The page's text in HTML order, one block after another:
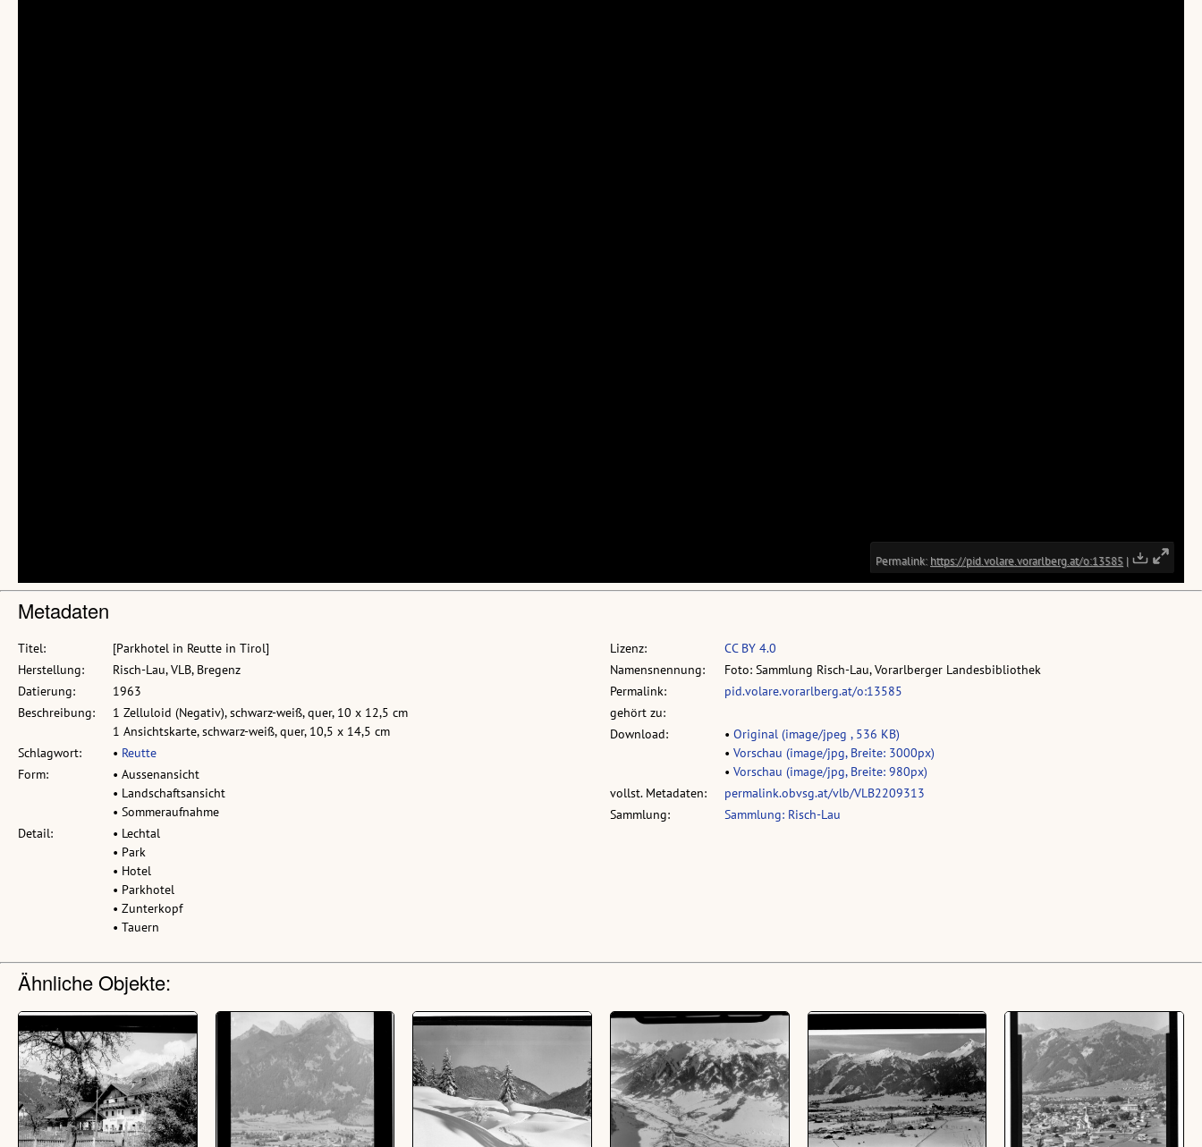
Metadaten
Titel:
[Parkhotel in Reutte in Tirol]
Herstellung:
Risch-Lau, VLB, Bregenz
Datierung:
1963
Beschreibung:
1 Zelluloid (Negativ), schwarz-weiß, quer, 10 x 12,5 cm
1 Ansichtskarte, schwarz-weiß, quer, 10,5 x 14,5 cm
Schlagwort:
• Reutte
Form:
• Aussenansicht
• Landschaftsansicht
• Sommeraufnahme
Detail:
• Lechtal
• Park
• Hotel
• Parkhotel
• Zunterkopf
• Tauern
Lizenz:
CC BY 4.0
Namensnennung:
Foto: Sammlung Risch-Lau, Vorarlberger Landesbibliothek
Permalink:
pid.volare.vorarlberg.at/o:13585
gehört zu:
Download:
• Original (image/jpeg , 536 KB)
• Vorschau (image/jpg, Breite: 3000px)
• Vorschau (image/jpg, Breite: 980px)
vollst. Metadaten:
permalink.obvsg.at/vlb/VLB2209313
Sammlung:
Sammlung: Risch-Lau
Ähnliche Objekte: